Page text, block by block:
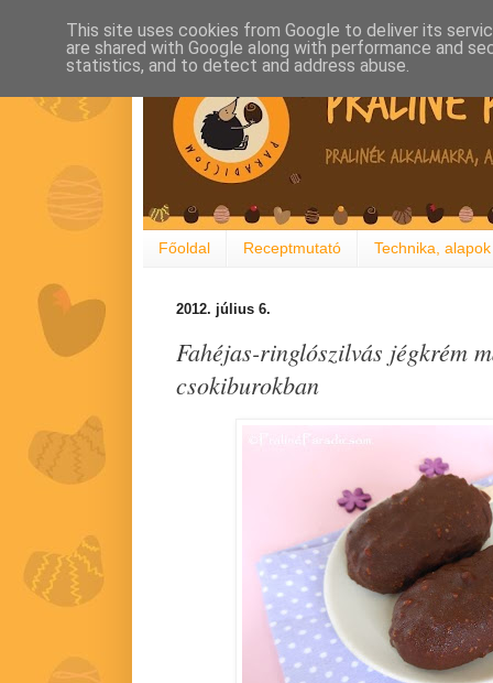
Főoldal Receptmutató Technika, alapok
2012. július 6.
Fahéjas-ringlószilvás jégkrém
csokiburokban
This site uses cookies from Google to deliver its
are shared with Google along with performance and
statistics, and to detect and address abuse.